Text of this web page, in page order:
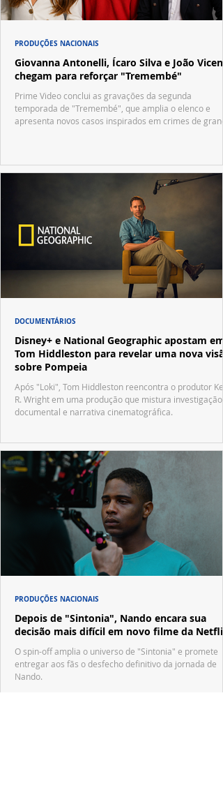
Giovanna Antonelli, Ícaro Silva e João
chegam para reforçar "Tremembé"
Prime Video conclui as gravações da segunda
temporada de "Tremembé", que amplia o elenco e
apresenta novos casos inspirados em crimes de
PRODUÇÕES NACIONAIS
Disney+ e National Geographic apostam em
Tom Hiddleston para revelar uma nova
sobre Pompeia
Após "Loki", Tom Hiddleston reencontra o produtor
R. Wright em uma produção que mistura investigação
documental e narrativa cinematográfica.
DOCUMENTÁRIOS
Depois de "Sintonia", Nando encara sua
decisão mais difícil em novo filme da Netflix
O spin-off amplia o universo de "Sintonia" e promete
entregar aos fãs o desfecho definitivo da jornada de
Nando.
PRODUÇÕES NACIONAIS